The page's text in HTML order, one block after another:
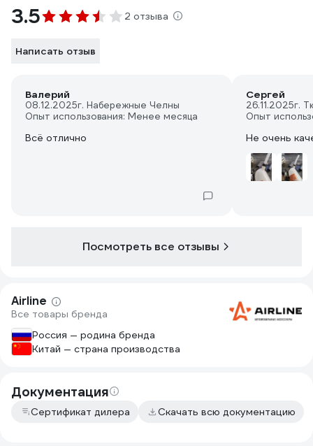
3.5 2 отзыва
Написать отзыв
Валерий
08.12.2025г. Набережные Челны
Опыт использования: Менее месяца
Всё отлично
Сергей
26.11.2025г.
Опыт
Не очень
Посмотреть все отзывы
Airline
Все товары бренда
Россия — родина бренда
Китай — страна производства
Документация
Сертификат дилера Скачать всю документацию